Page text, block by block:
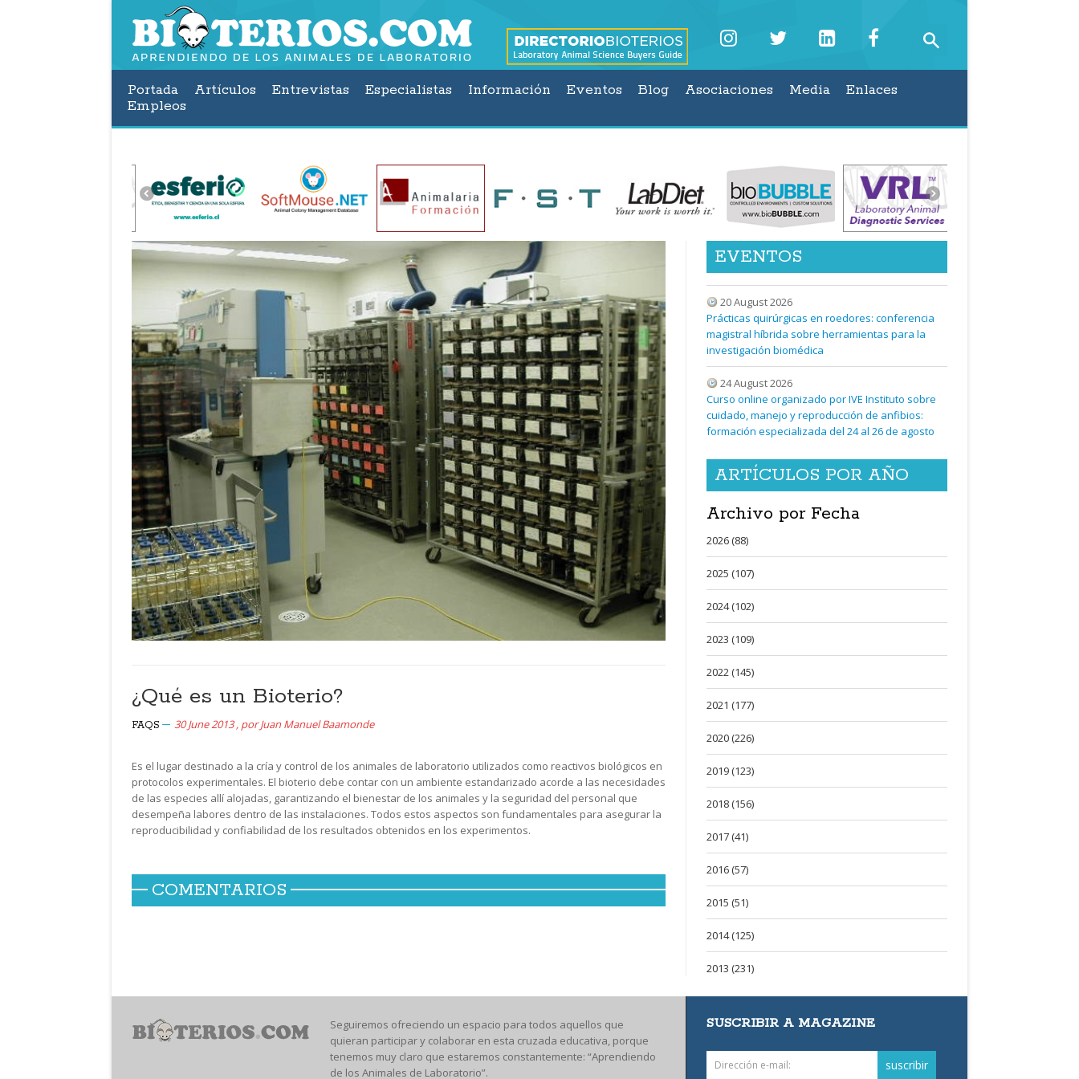
Portada Artículos Entrevistas Especialistas Información Eventos Blog Asociaciones Media
Enlaces
Empleos
¿Qué es un Bioterio?
FAQS 30 June 2013 , porJuan Manuel Baamonde
Es el lugar destinado a la cría y control de los animales de laboratorio utilizados como reactivos biológicos en
protocolos experimentales. El bioterio debe contar con un ambiente estandarizado acorde a las necesidades
de las especies allí alojadas, garantizando el bienestar de los animales y la seguridad del personal que
desempeña labores dentro de las instalaciones. Todos estos aspectos son fundamentales para asegurar la
reproducibilidad y confiabilidad de los resultados obtenidos en los experimentos.
COMENTARIOS
EVENTOS
20 August 2026
Prácticas quirúrgicas en roedores: conferencia
magistral híbrida sobre herramientas para la
investigación biomédica
24 August 2026
Curso online organizado por IVE Instituto sobre
cuidado, manejo y reproducción de anfibios:
formación especializada del 24 al 26 de agosto
ARTÍCULOS POR AÑO
Archivo por Fecha
2026 (88)
2025 (107)
2024 (102)
2023 (109)
2022 (145)
2021 (177)
2020 (226)
2019 (123)
2018 (156)
2017 (41)
2016 (57)
2015 (51)
2014 (125)
2013 (231)
Seguiremos ofreciendo un espacio para todos aquellos que
quieran participar y colaborar en esta cruzada educativa, porque
tenemos muy claro que estaremos constantemente: “Aprendiendo
de los Animales de Laboratorio”.
SUSCRIBIR A MAGAZINE